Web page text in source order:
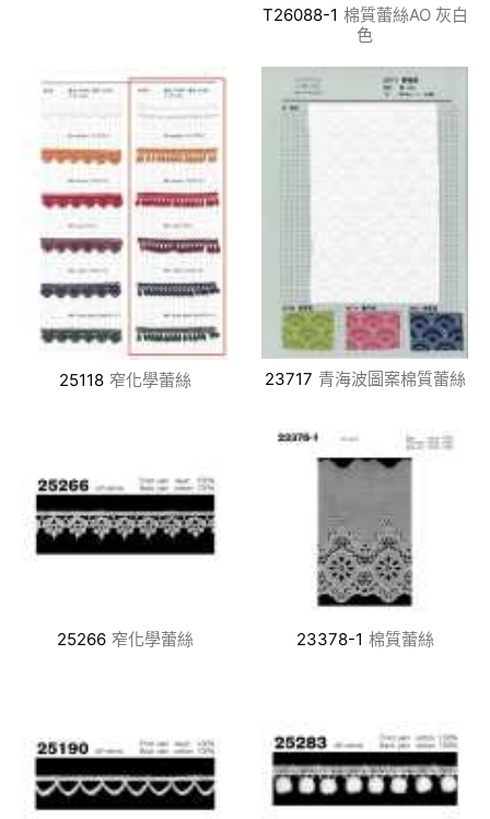
T26088-1 棉質蕾絲AO 灰白
色
25118 窄化學蕾絲 23717 青海波圖案棉質蕾絲
25266 窄化學蕾絲 23378-1 棉質蕾絲